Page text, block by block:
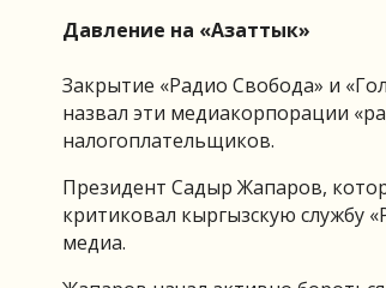
Давление на «Азаттык»
Закрытие «Радио Свобода» и
назвал эти медиакорпорации
налогоплательщиков.
Президент Садыр Жапаров,
критиковал кыргызскую службу
медиа.